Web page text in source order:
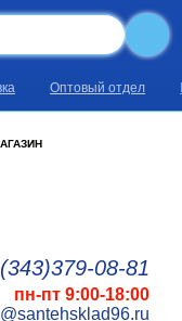
Оптовый отдел
379-08-81
пн-пт 9:00-18:00